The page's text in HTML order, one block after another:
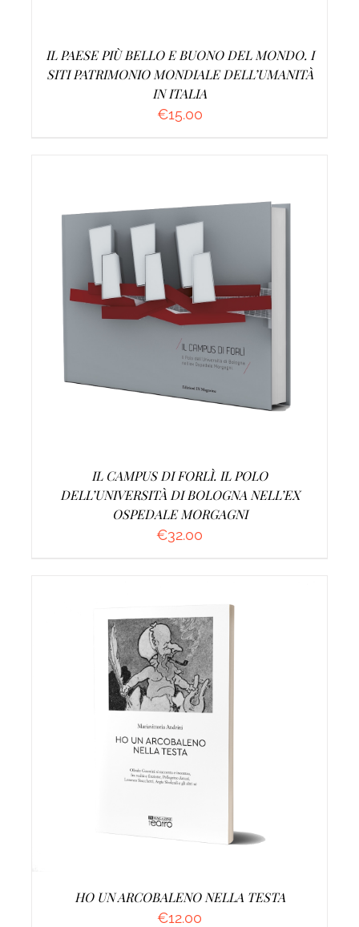
IL PAESE PIÙ BELLO E BUONO DEL MONDO. I
SITI PATRIMONIO MONDIALE DELL’UMANITÀ
IN ITALIA
€15.00
AGGIUNGI AL CARRELLO /
IL CAMPUS DI FORLÌ. IL POLO
DELL’UNIVERSITÀ DI BOLOGNA NELL’EX
OSPEDALE MORGAGNI
€32.00
AGGIUNGI AL CARRELLO
HO UN ARCOBALENO NELLA TESTA
€12.00